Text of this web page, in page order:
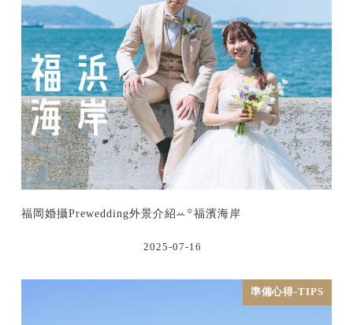
福岡婚攝Prewedding外景介紹ꕀ꙳福濱海岸
2025-07-16
準備心得-TIPS